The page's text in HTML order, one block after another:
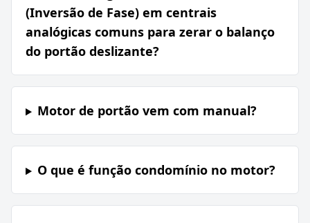
(Inversão de Fase) em centrais
analógicas comuns para zerar o balanço
do portão deslizante?
Motor de portão vem com manual?
O que é função condomínio no motor?